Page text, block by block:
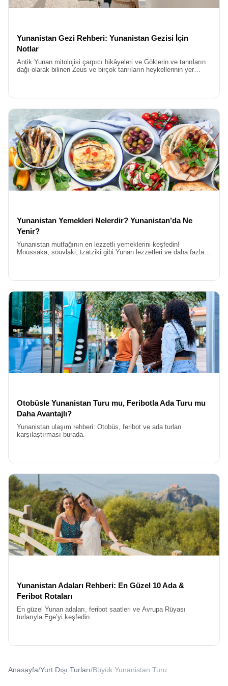
Yunanistan Gezi Rehberi: Yunanistan Gezisi İçin
Notlar
Antik Yunan mitolojisi çarpıcı hikâyeleri ve Göklerin ve tanrıların
dağı olarak bilinen Zeus ve birçok tanrıların heykellerinin yer
Yunanistan Yemekleri Nelerdir? Yunanistan’da Ne
Yenir?
Yunanistan mutfağının en lezzetli yemeklerini keşfedin!
Moussaka, souvlaki, tzatziki gibi Yunan lezzetleri ve daha fazlası
Otobüsle Yunanistan Turu mu, Feribotla Ada Turu mu
Daha Avantajlı?
Yunanistan ulaşım rehberi: Otobüs, feribot ve ada turları
karşılaştırması burada.
Yunanistan Adaları Rehberi: En Güzel 10 Ada &
Feribot Rotaları
En güzel Yunan adaları, feribot saatleri ve Avrupa Rüyası
turlarıyla Ege’yi keşfedin.
Anasayfa/Yurt Dışı Turları/Büyük Yunanistan Turu